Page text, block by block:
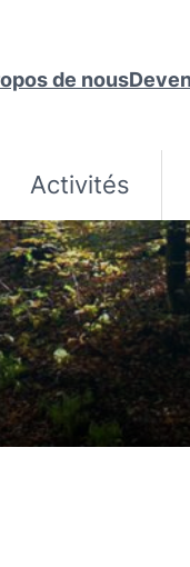
de nous
Activités